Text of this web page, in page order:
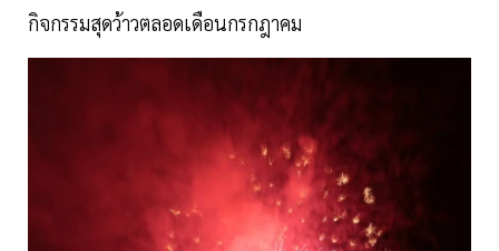
กิจกรรมสุดว้าวตลอดเดือนกรกฎาคม